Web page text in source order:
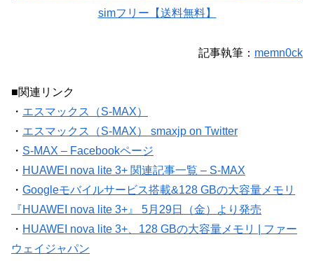
simフリー【送料無料】
記事執筆： memn0ck
■関連リンク
・ エスマックス（S-MAX）
・ エスマックス（S-MAX） smaxjp on Twitter
・ S-MAX – Facebookページ
・ HUAWEI nova lite 3+ 関連記事一覧 – S-MAX
・ Googleモバイルサービス搭載&128 GBの大容量メモリ
『HUAWEI nova lite 3+』 5月29日（金）より発売
・ HUAWEI nova lite 3+、128 GBの大容量メモリ | ファー
ウェイジャパン